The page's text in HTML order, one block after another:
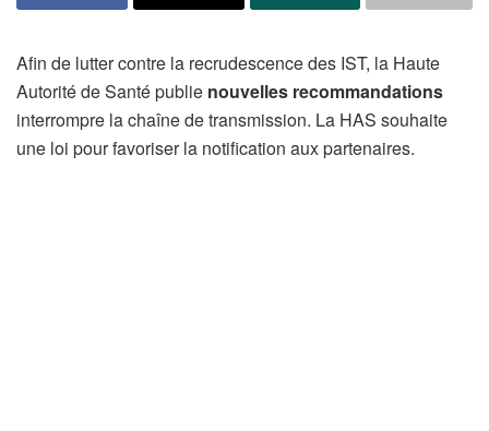
Afin de lutter contre la recrudescence des IST, la Haute
Autorité de Santé publie nouvelles recommandations
interrompre la chaîne de transmission. La HAS souhaite
une loi pour favoriser la notification aux partenaires.